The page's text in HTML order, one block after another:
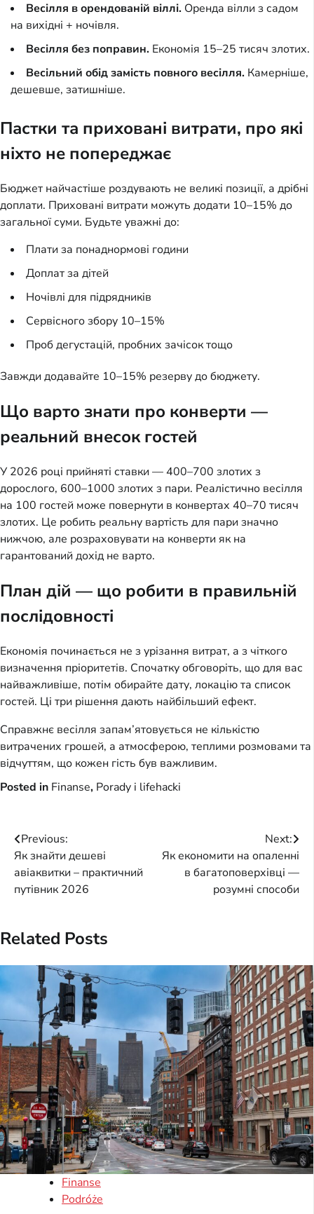
Весілля в орендованій віллі. Оренда вілли з садом
на вихідні + ночівля.
Весілля без поправин. Економія 15–25 тисяч злотих.
Весільний обід замість повного весілля. Камерніше,
дешевше, затишніше.
Пастки та приховані витрати, про які
ніхто не попереджає
Бюджет найчастіше роздувають не великі позиції, а дрібні
доплати. Приховані витрати можуть додати 10–15% до
загальної суми. Будьте уважні до:
Плати за понаднормові години
Доплат за дітей
Ночівлі для підрядників
Сервісного збору 10–15%
Проб дегустацій, пробних зачісок тощо
Завжди додавайте 10–15% резерву до бюджету.
Що варто знати про конверти —
реальний внесок гостей
У 2026 році прийняті ставки — 400–700 злотих з
дорослого, 600–1000 злотих з пари. Реалістично весілля
на 100 гостей може повернути в конвертах 40–70 тисяч
злотих. Це робить реальну вартість для пари значно
нижчою, але розраховувати на конверти як на
гарантований дохід не варто.
План дій — що робити в правильній
послідовності
Економія починається не з урізання витрат, а з чіткого
визначення пріоритетів. Спочатку обговоріть, що для вас
найважливіше, потім обирайте дату, локацію та список
гостей. Ці три рішення дають найбільший ефект.
Справжнє весілля запам’ятовується не кількістю
витрачених грошей, а атмосферою, теплими розмовами та
відчуттям, що кожен гість був важливим.
Posted in Finanse, Porady i lifehacki
Post
navigation
Previous:
Як знайти дешеві
авіаквитки – практичний
путівник 2026
Next:
Як економити на опаленні
в багатоповерхівці —
розумні способи
Related Posts
Finanse
Podróże